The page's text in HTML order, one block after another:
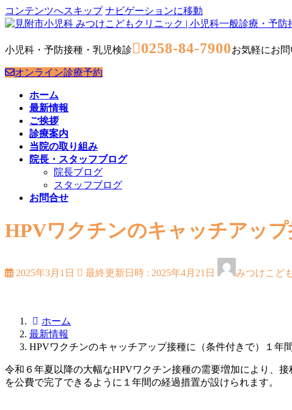
コンテンツへスキップ ナビゲーションに移動
小児科・予防接種・乳児検診 0258-84-7900お気軽にお
オンライン診療予約
ホーム
最新情報
ご挨拶
診療案内
当院の取り組み
院長・スタッフブログ
院長ブログ
スタッフブログ
お問合せ
HPVワクチンのキャッチアッ
2025年3月1日 最終更新日時 : 2025年4月21日 みつけこど
ホーム
最新情報
HPVワクチンのキャッチアップ接種に（条件付きで）１年
令和６年夏以降の大幅なHPVワクチン接種の需要増加により、
を公費で完了できるように１年間の経過措置が設けられます。